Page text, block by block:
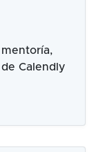
Calendly